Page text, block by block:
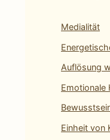
Medialität
Auflösung
Emotionale
Einheit von